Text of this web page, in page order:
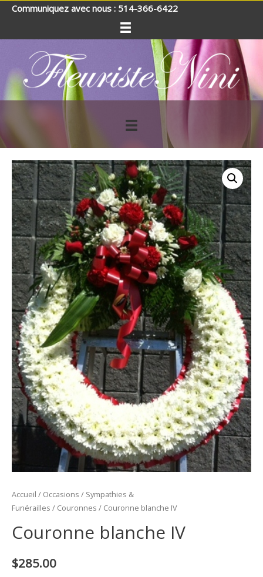
Communiquez avec nous : 514-366-6422
Accueil / Occasions / Sympathies &
Funérailles / Couronnes / Couronne blanche IV
Couronne blanche IV
$285.00